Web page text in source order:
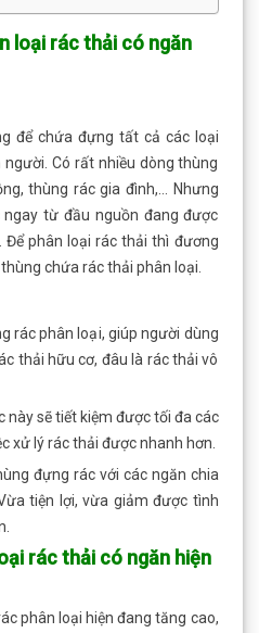
loại rác thải có ngăn
để chứa đựng tất cả các loại
Có rất nhiều dòng thùng
thùng rác gia đình,… Nhưng
ngay từ đầu nguồn đang được
Để phân loại rác thải thì đương
chứa rác thải phân loại.
rác phân loại, giúp người dùng
thải hữu cơ, đâu là rác thải vô
này sẽ tiết kiệm được tối đa các
xử lý rác thải được nhanh hơn.
đựng rác với các ngăn chia
tiện lợi, vừa giảm được tình
rác thải có ngăn hiện
phân loại hiện đang tăng cao,